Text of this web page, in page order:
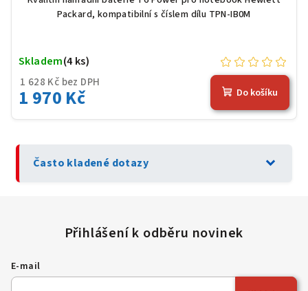
Packard, kompatibilní s číslem dílu TPN-IB0M
1 628 Kč bez DPH
1 970 Kč
Skladem(4 ks)
Do košíku
Často kladené dotazy expand_more
E-mail